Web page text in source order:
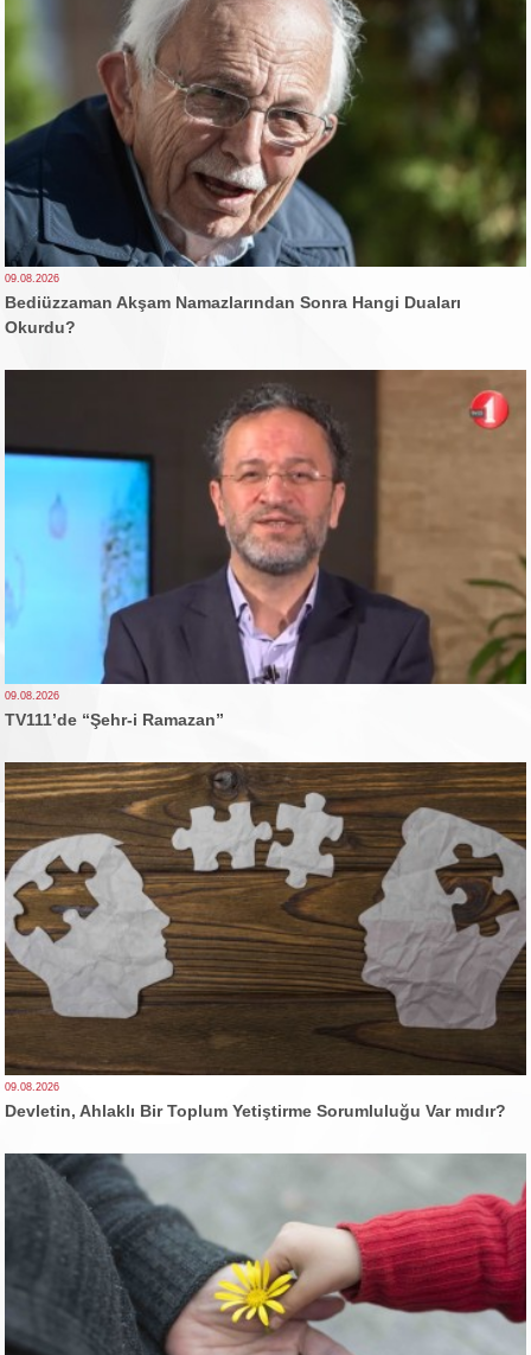
09.08.2026
Bediüzzaman Akşam Namazlarından Sonra Hangi Duaları
Okurdu?
09.08.2026
TV111’de “Şehr-i Ramazan”
09.08.2026
Devletin, Ahlaklı Bir Toplum Yetiştirme Sorumluluğu Var mıdır?